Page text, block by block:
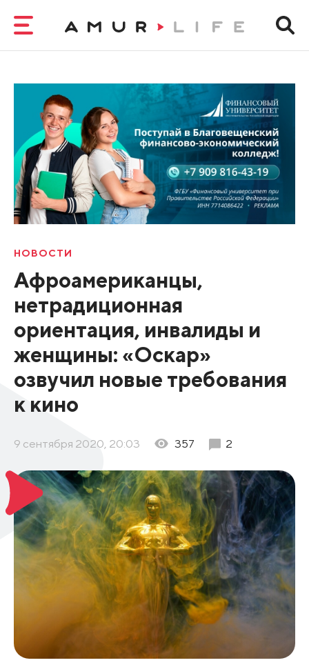
НОВОСТИ
Афроамериканцы,
нетрадиционная
ориентация, инвалиды и
женщины: «Оскар»
озвучил новые требования
к кино
9 сентября 2020, 20:03 357 2